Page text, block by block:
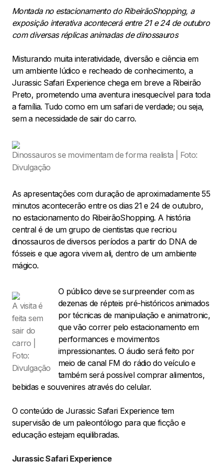
Montada no estacionamento do RibeirãoShopping, a
exposição interativa acontecerá entre 21 e 24 de outubro
com diversas réplicas animadas de dinossauros
Misturando muita interatividade, diversão e ciência em
um ambiente lúdico e recheado de conhecimento, a
Jurassic Safari Experience chega em breve a Ribeirão
Preto, prometendo uma aventura inesquecível para toda
a família. Tudo como em um safari de verdade; ou seja,
sem a necessidade de sair do carro.
Dinossauros se movimentam de forma realista | Foto:
Divulgação
As apresentações com duração de aproximadamente 55
minutos acontecerão entre os dias 21 e 24 de outubro,
no estacionamento do RibeirãoShopping. A história
central é de um grupo de cientistas que recriou
dinossauros de diversos períodos a partir do DNA de
fósseis e que agora vivem ali, dentro de um ambiente
mágico.
A visita é
feita sem
sair do
carro |
Foto:
Divulgação
O público deve se surpreender com as
dezenas de répteis pré-históricos animados
por técnicas de manipulação e animatronic,
que vão correr pelo estacionamento em
performances e movimentos
impressionantes. O áudio será feito por
meio de canal FM do rádio do veículo e
também será possível comprar alimentos,
bebidas e souvenires através do celular.
O conteúdo de Jurassic Safari Experience tem
supervisão de um paleontólogo para que ficção e
educação estejam equilibradas.
Jurassic Safari Experience